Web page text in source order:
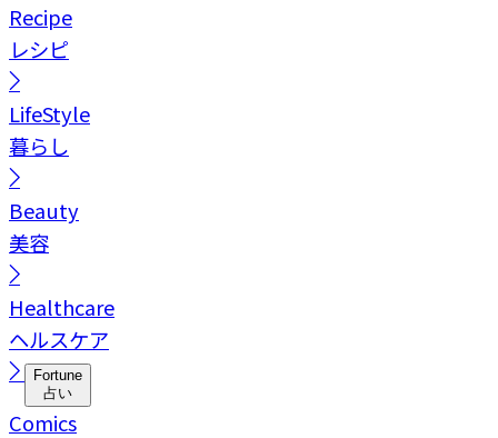
Recipe
レシピ
LifeStyle
暮らし
Beauty
美容
Healthcare
ヘルスケア
Fortune
占い
Comics